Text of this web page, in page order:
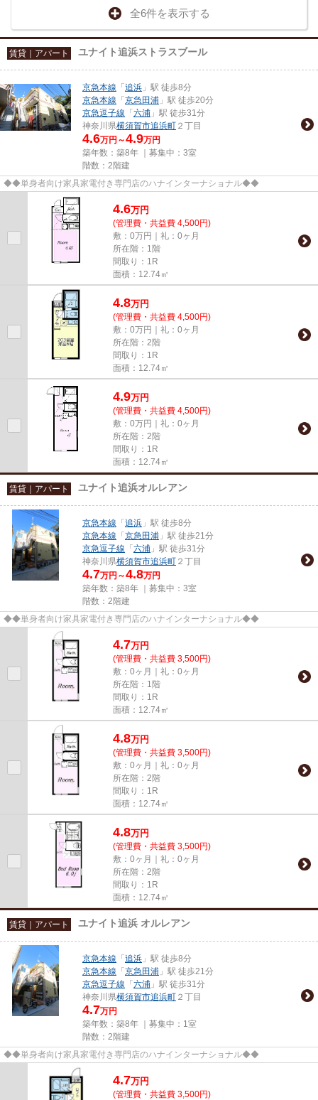
全6件を表示する
賃貸｜アパート ユナイト追浜ストラスブール
京急本線 「 追浜 」駅 徒歩8分
京急本線 「 京急田浦 」駅 徒歩20分
京急逗子線 「 六浦 」駅 徒歩31分
神奈川県横須賀市追浜町 ２丁目
4.6万円～4.9万円
築年数：築8年 ｜募集中： 3室
階数：2階建
◆◆単身者向け家具家電付き専門店のハナインターナショナル◆◆
4.6万円
(管理費・共益費 4,500円)
敷：0万円｜礼：0ヶ月
所在階：1階
間取り：1R
面積：12.74㎡
4.8万円
(管理費・共益費 4,500円)
敷：0万円｜礼：0ヶ月
所在階：2階
間取り：1R
面積：12.74㎡
4.9万円
(管理費・共益費 4,500円)
敷：0万円｜礼：0ヶ月
所在階：2階
間取り：1R
面積：12.74㎡
賃貸｜アパート ユナイト追浜オルレアン
京急本線 「 追浜 」駅 徒歩8分
京急本線 「 京急田浦 」駅 徒歩21分
京急逗子線 「 六浦 」駅 徒歩31分
神奈川県横須賀市追浜町 ２丁目
4.7万円～4.8万円
築年数：築8年 ｜募集中： 3室
階数：2階建
◆◆単身者向け家具家電付き専門店のハナインターナショナル◆◆
4.7万円
(管理費・共益費 3,500円)
敷：0ヶ月｜礼：0ヶ月
所在階：1階
間取り：1R
面積：12.74㎡
4.8万円
(管理費・共益費 3,500円)
敷：0ヶ月｜礼：0ヶ月
所在階：2階
間取り：1R
面積：12.74㎡
4.8万円
(管理費・共益費 3,500円)
敷：0ヶ月｜礼：0ヶ月
所在階：2階
間取り：1R
面積：12.74㎡
賃貸｜アパート ユナイト追浜 オルレアン
京急本線 「 追浜 」駅 徒歩8分
京急本線 「 京急田浦 」駅 徒歩21分
京急逗子線 「 六浦 」駅 徒歩31分
神奈川県横須賀市追浜町 ２丁目
4.7万円
築年数：築8年 ｜募集中： 1室
階数：2階建
◆◆単身者向け家具家電付き専門店のハナインターナショナル◆◆
4.7万円
(管理費・共益費 3,500円)